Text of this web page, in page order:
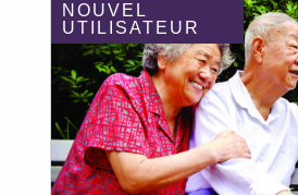
NOUVEL
UTILISATEUR